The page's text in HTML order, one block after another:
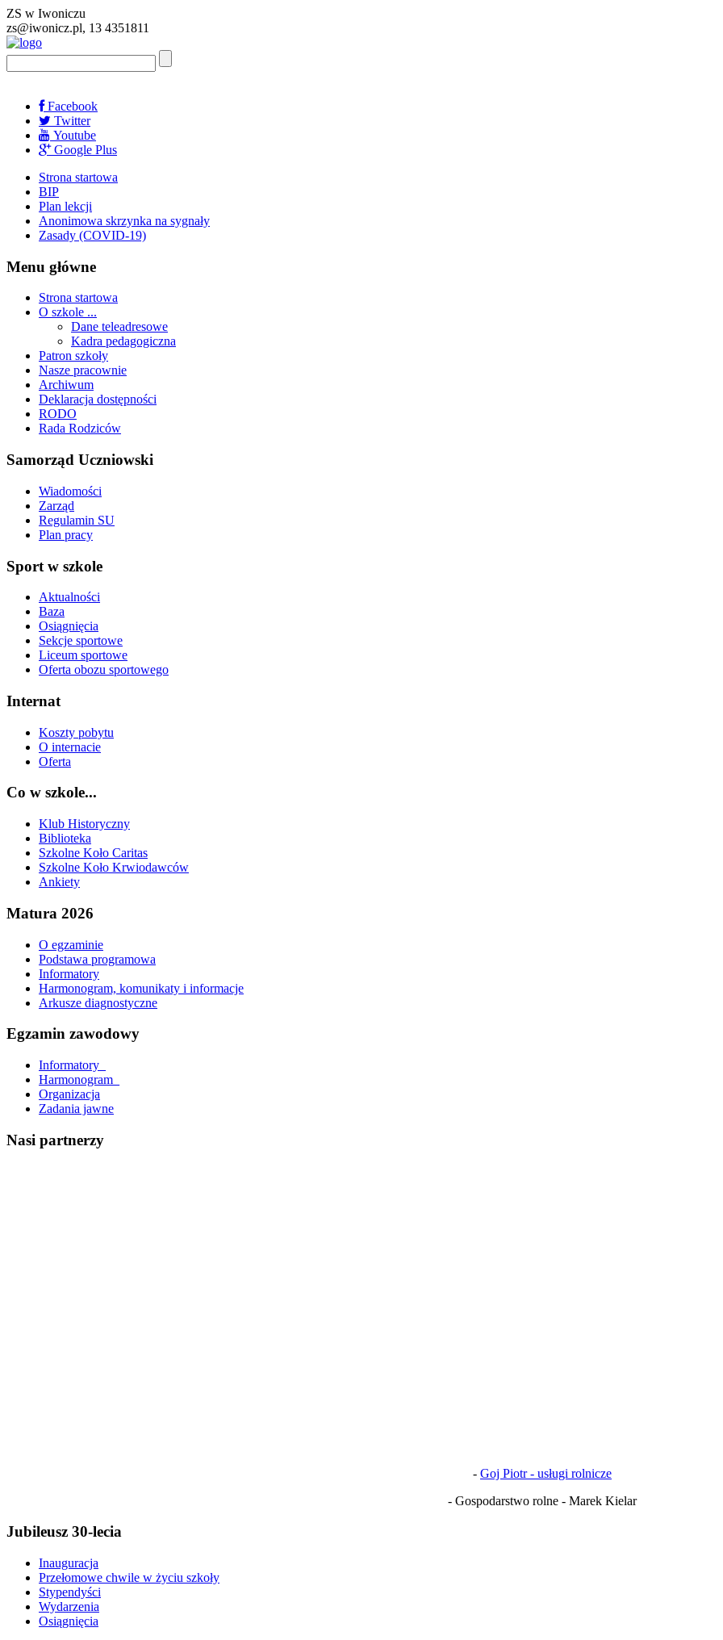
ZS w Iwoniczu
zs@iwonicz.pl, 13 4351811
Facebook
Twitter
Youtube
Google Plus
Strona startowa
BIP
Plan lekcji
Anonimowa skrzynka na sygnały
Zasady (COVID-19)
Menu główne
Strona startowa
O szkole ...
Dane teleadresowe
Kadra pedagogiczna
Patron szkoły
Nasze pracownie
Archiwum
Deklaracja dostępności
RODO
Rada Rodziców
Samorząd Uczniowski
Wiadomości
Zarząd
Regulamin SU
Plan pracy
Sport w szkole
Aktualności
Baza
Osiągnięcia
Sekcje sportowe
Liceum sportowe
Oferta obozu sportowego
Internat
Koszty pobytu
O internacie
Oferta
Co w szkole...
Klub Historyczny
Biblioteka
Szkolne Koło Caritas
Szkolne Koło Krwiodawców
Ankiety
Matura 2026
O egzaminie
Podstawa programowa
Informatory
Harmonogram, komunikaty i informacje
Arkusze diagnostyczne
Egzamin zawodowy
Informatory_
Harmonogram_
Organizacja
Zadania jawne
Nasi partnerzy
- Goj Piotr - usługi rolnicze
- Gospodarstwo rolne - Marek Kielar
Jubileusz 30-lecia
Inauguracja
Przełomowe chwile w życiu szkoły
Stypendyści
Wydarzenia
Osiągnięcia